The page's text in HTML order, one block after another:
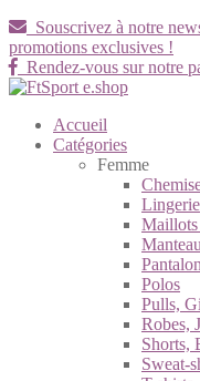
Souscrivez à notre
promotions exclusives !
Rendez-vous sur notre
Accueil
Catégories
Femme
Lingerie
Maillots
Polos
Pulls,
Robes,
Shorts,
Sweat-